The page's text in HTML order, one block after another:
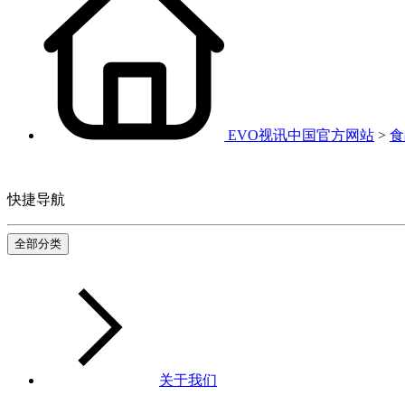
EVO视讯中国官方网站 >
快捷导航
全部分类
关于我们